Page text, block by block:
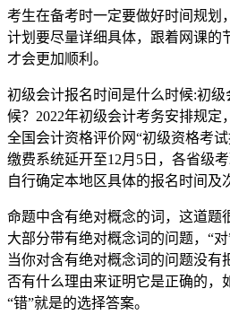
考生在备考时一定要做好时间规划
计划要尽量详细具体，跟着网课的
才会更加顺利。
初级会计报名时间是什么时候:初
候？2022年初级会计考务安排规定
全国会计资格评价网“初级资格考
缴费系统延开至12月5日，各省级
自行确定本地区具体的报名时间及
命题中含有绝对概念的词，这道题
大部分带有绝对概念词的问题，“对
当你对含有绝对概念词的问题没有
否有什么理由来证明它是正确的，
“错”就是的选择答案。